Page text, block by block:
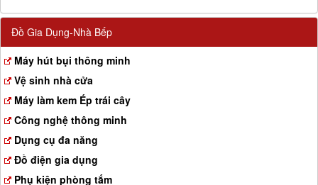
Đồ Gia Dụng-Nhà Bếp
Máy hút bụi thông minh
Vệ sinh nhà cửa
Máy làm kem Ép trái cây
Công nghệ thông minh
Dụng cụ đa năng
Đồ điện gia dụng
Phụ kiện phòng tắm